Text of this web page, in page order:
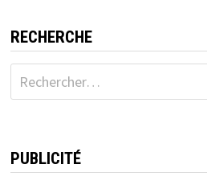
RECHERCHE
Rechercher :
PUBLICITÉ